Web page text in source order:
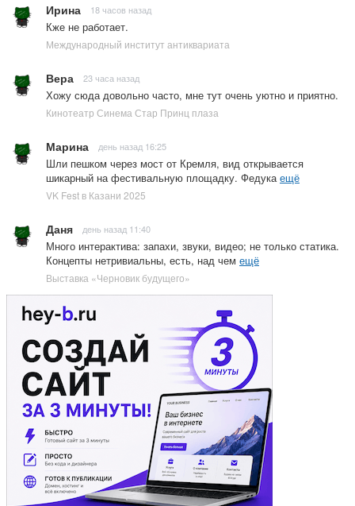
Ирина 18 часов назад
Кже не работает.
Международный институт антиквариата
Вера 23 часа назад
Хожу сюда довольно часто, мне тут очень уютно и приятно.
Кинотеатр Синема Стар Принц плаза
Марина день назад 16:25
Шли пешком через мост от Кремля, вид открывается
шикарный на фестивальную площадку. Федука ещё
VK Fest в Казани 2025
Даня день назад 11:40
Много интерактива: запахи, звуки, видео; не только статика.
Концепты нетривиальны, есть, над чем ещё
Выставка «Черновик будущего»